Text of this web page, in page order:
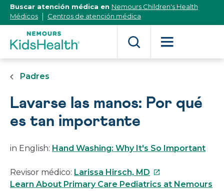
[Skip
Content]
Buscar atención médica en Nemours Children's Health
Médicos
Centros de atención médica
Padres
Lavarse las manos: Por qué
es tan importante
in English: Hand Washing: Why It's So Important
Revisor médico: Larissa Hirsch, MD Este
enlace
Learn About Primary Care Pediatrics at Nemours